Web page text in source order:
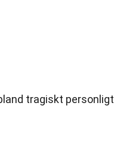
tragiskt personligt